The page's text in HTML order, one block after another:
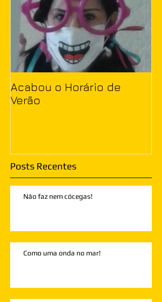
Acabou o Horário de
Verão
Posts Recentes
Não faz nem cócegas!
Como uma onda no mar!